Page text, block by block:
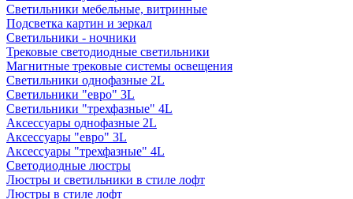
Светильники мебельные, витринные
Подсветка картин и зеркал
Светильники - ночники
Трековые светодиодные светильники
Магнитные трековые системы освещения
Светильники однофазные 2L
Светильники "евро" 3L
Светильники "трехфазные" 4L
Аксессуары однофазные 2L
Аксессуары "евро" 3L
Аксессуары "трехфазные" 4L
Светодиодные люстры
Люстры и светильники в стиле лофт
Люстры в стиле лофт